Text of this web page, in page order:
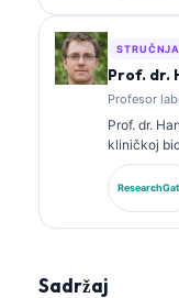
Prof. dr.
Profesor
Prof. dr.
kliničkoj
društva za
analizu
Sadržaj